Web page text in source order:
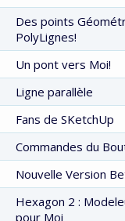
Des points
PolyLignes!
Un pont vers Moi!
Ligne parallèle
Fans de SKetchUp
Commandes du
Nouvelle Version
Hexagon 2 :
pour Moi